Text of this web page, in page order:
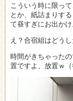
こういう時に限っ
とか、紙詰まりす
て昼すぎにお出かけ
え？合宿組はどう
時間がきちゃった
置ですよ、放置ｗ